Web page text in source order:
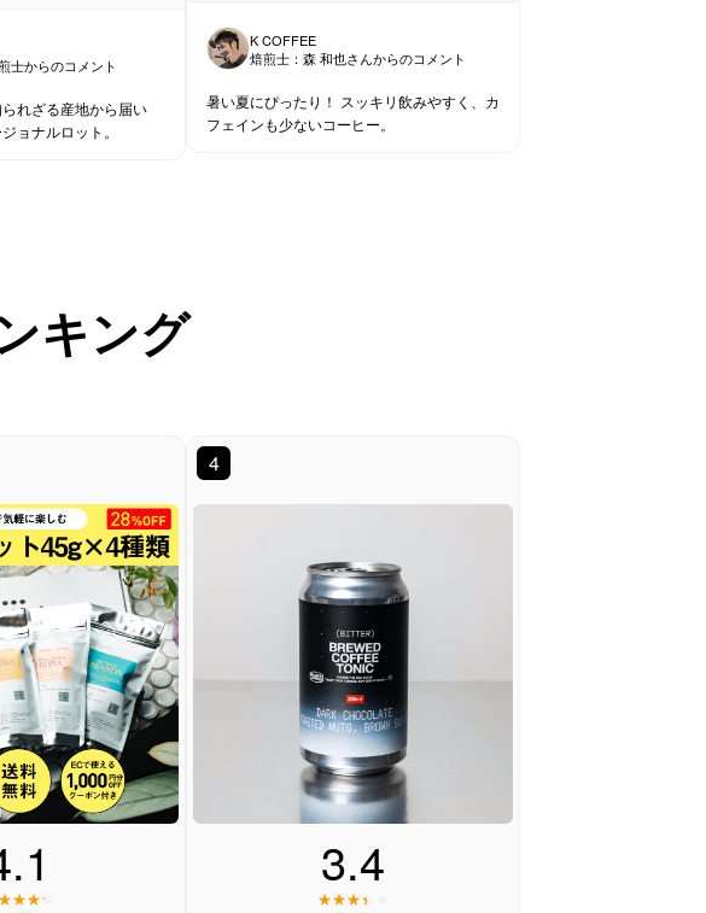
士からのコメント
れざる産地から届い
ョナルロット。
K COFFEE
焙煎士： 森 和也さんからのコメント
暑い夏にぴったり！ スッキリ飲みやすく、カ
フェインも少ないコーヒー。
キング
4
3.4